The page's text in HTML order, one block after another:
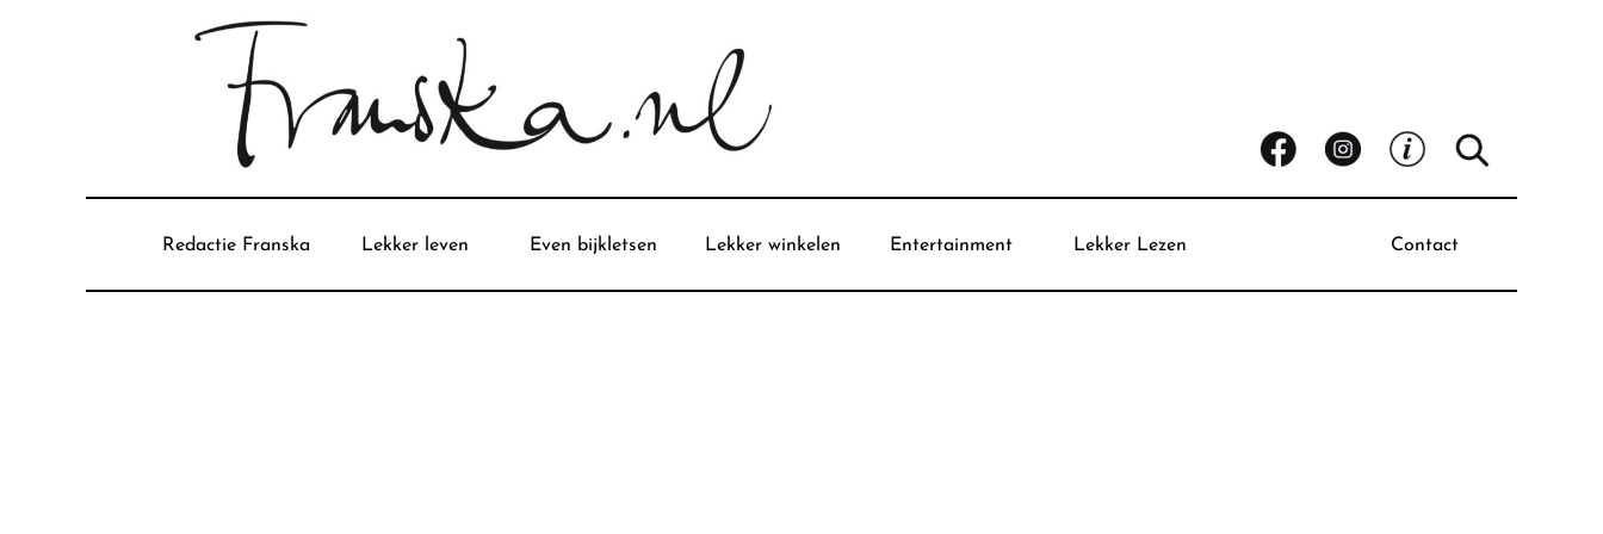
Redactie Franska Lekker leven Even bijkletsen Lekker winkelen Entertainment Lekker Lezen Contact